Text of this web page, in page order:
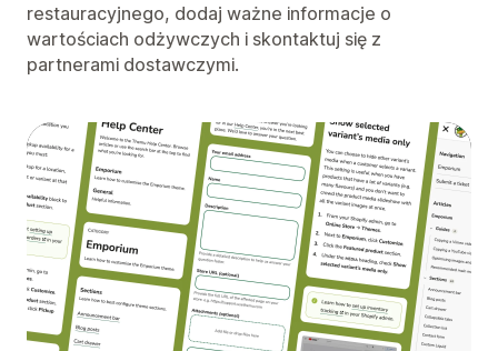
restauracyjnego, dodaj ważne informacje o
wartościach odżywczych i skontaktuj się z
partnerami dostawczymi.